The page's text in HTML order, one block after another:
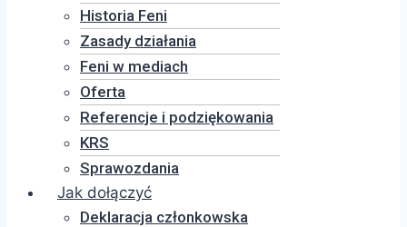
Historia Feni
Zasady działania
Feni w mediach
Oferta
Referencje i podziękowania
KRS
Sprawozdania
Jak dołączyć
Deklaracja członkowska